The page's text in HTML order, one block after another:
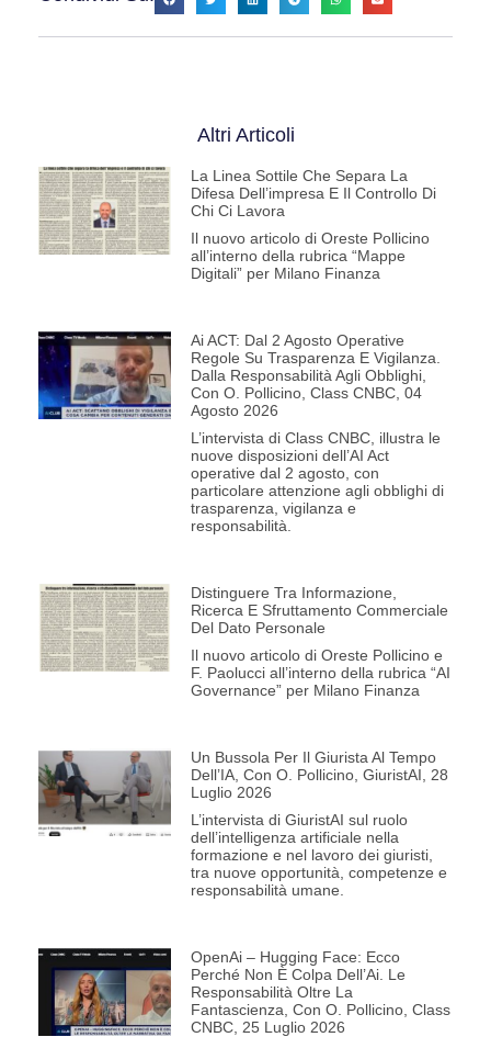
Altri Articoli
La Linea Sottile Che Separa La
Difesa Dell’impresa E Il Controllo Di
Chi Ci Lavora
Il nuovo articolo di Oreste Pollicino
all’interno della rubrica “Mappe
Digitali” per Milano Finanza
Ai ACT: Dal 2 Agosto Operative
Regole Su Trasparenza E Vigilanza.
Dalla Responsabilità Agli Obblighi,
Con O. Pollicino, Class CNBC, 04
Agosto 2026
L’intervista di Class CNBC, illustra le
nuove disposizioni dell’AI Act
operative dal 2 agosto, con
particolare attenzione agli obblighi di
trasparenza, vigilanza e
responsabilità.
Distinguere Tra Informazione,
Ricerca E Sfruttamento Commerciale
Del Dato Personale
Il nuovo articolo di Oreste Pollicino e
F. Paolucci all’interno della rubrica “AI
Governance” per Milano Finanza
Un Bussola Per Il Giurista Al Tempo
Dell’IA, Con O. Pollicino, GiuristAI, 28
Luglio 2026
L’intervista di GiuristAI sul ruolo
dell’intelligenza artificiale nella
formazione e nel lavoro dei giuristi,
tra nuove opportunità, competenze e
responsabilità umane.
OpenAi – Hugging Face: Ecco
Perché Non È Colpa Dell’Ai. Le
Responsabilità Oltre La
Fantascienza, Con O. Pollicino, Class
CNBC, 25 Luglio 2026